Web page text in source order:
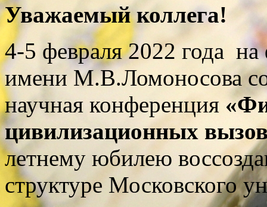
Уважаемый коллега!
4-5 февраля 2022 года
имени М.В.Ломоносова
научная конференция
цивилизационных
летнему юбилею
структуре Московского